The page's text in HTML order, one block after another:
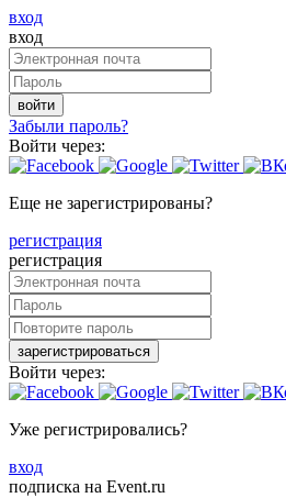
вход
вход
войти
Забыли пароль?
Войти через:
Еще не зарегистрированы?
регистрация
регистрация
зарегистрироваться
Войти через:
Уже регистрировались?
вход
подписка на Event.ru